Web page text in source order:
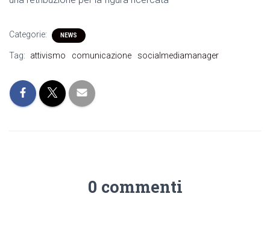
Categorie: NEWS
Tag: attivismo comunicazione socialmediamanager
0 commenti